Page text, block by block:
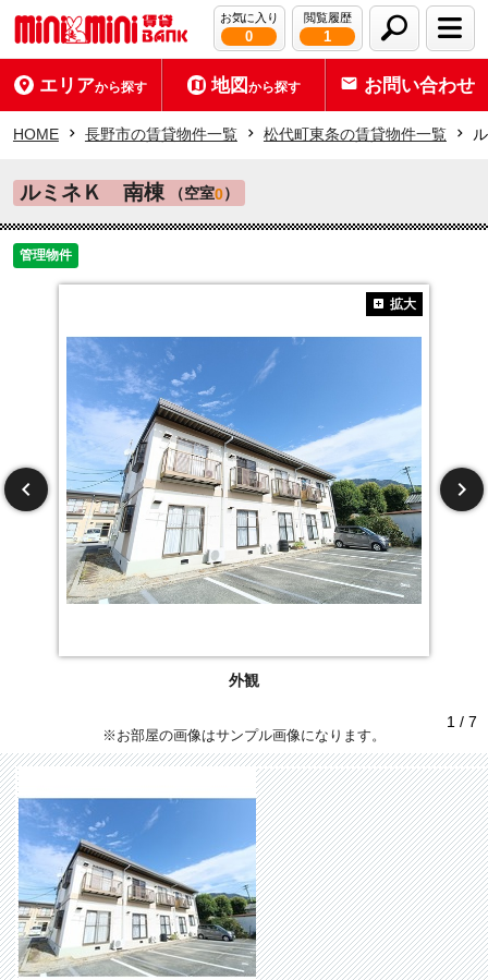
お気に入り
0
閲覧履歴
1
エリアから探す 地図から探す お問い合わせ
HOME 長野市の賃貸物件一覧 松代町東条の賃貸物件一覧
ルミネＫ 南棟 （空室0）
管理物件
外観
拡大
1 / 7
※お部屋の画像はサンプル画像になります。